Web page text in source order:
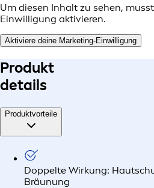
Um diesen Inhalt zu sehen,
Einwilligung aktivieren.
Aktiviere deine Marketing-Einwilligung
Produkt
details
Produktvorteile
Doppelte Wirkung:
Bräunung